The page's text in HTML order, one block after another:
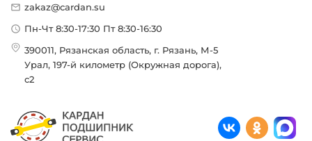
zakaz@cardan.su
Пн-Чт 8:30-17:30 Пт 8:30-16:30
390011, Рязанская область, г. Рязань, М-5
Урал, 197-й километр (Окружная дорога),
с2